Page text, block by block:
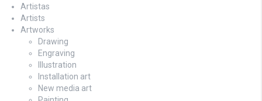
Artistas
Artists
Artworks
Drawing
Engraving
Illustration
Installation art
New media art